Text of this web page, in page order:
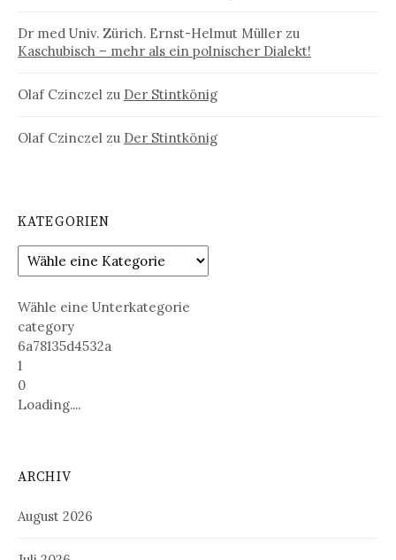
Dr med Univ. Zürich. Ernst-Helmut Müller zu
Kaschubisch – mehr als ein polnischer Dialekt!
Olaf Czinczel zu Der Stintkönig
Olaf Czinczel zu Der Stintkönig
KATEGORIEN
Wähle eine Unterkategorie
category
6a78135d4532a
1
0
Loading....
ARCHIV
August 2026